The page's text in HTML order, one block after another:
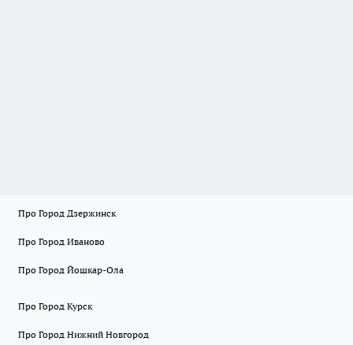
Про Город Дзержинск
Про Город Иваново
Про Город Йошкар-Ола
Про Город Курск
Про Город Нижний Новгород